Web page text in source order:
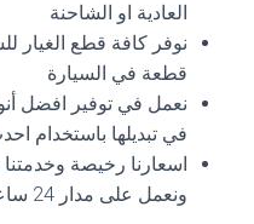
العادية او الشاحنة
نوفر كافة قطع الغيار
قطعة في السيارة
نعمل في توفير افضل
في تبديلها باستخدام
اسعارنا رخيصة
ونعمل على مدار 24 ساعة وطيلة الأسبوع.